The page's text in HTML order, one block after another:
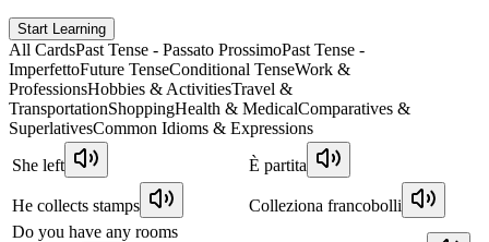
Start Learning
All CardsPast Tense - Passato ProssimoPast Tense -
ImperfettoFuture TenseConditional TenseWork &
ProfessionsHobbies & ActivitiesTravel &
TransportationShoppingHealth & MedicalComparatives &
SuperlativesCommon Idioms & Expressions
She left
È partita
He collects stamps
Colleziona francobolli
Do you have any rooms